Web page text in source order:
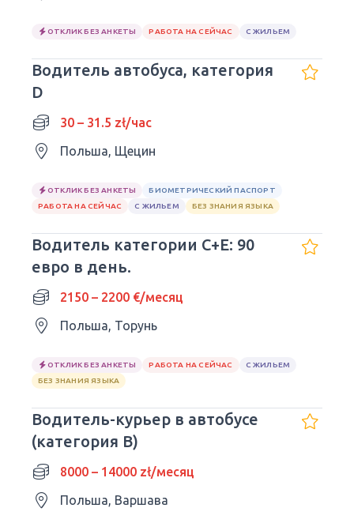
ОТКЛИК БЕЗ АНКЕТЫ РАБОТА НА СЕЙЧАС С ЖИЛЬЕМ
Водитель автобуса, категория
D
30 – 31.5 zł/час
Польша, Щецин
ОТКЛИК БЕЗ АНКЕТЫ
БИОМЕТРИЧЕСКИЙ ПАСПОРТ
РАБОТА НА СЕЙЧАС
С ЖИЛЬЕМ БЕЗ ЗНАНИЯ ЯЗЫКА
Водитель категории C+E: 90
евро в день.
2150 – 2200 €/месяц
Польша, Торунь
ОТКЛИК БЕЗ АНКЕТЫ РАБОТА НА СЕЙЧАС
С ЖИЛЬЕМ
БЕЗ ЗНАНИЯ ЯЗЫКА
Водитель-курьер в автобусе
(категория B)
8000 – 14000 zł/месяц
Польша, Варшава